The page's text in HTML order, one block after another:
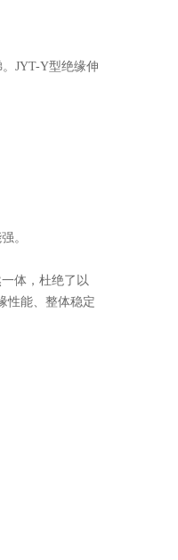
JYT-Y型绝缘伸
。
体，杜绝了以
性能、整体稳定